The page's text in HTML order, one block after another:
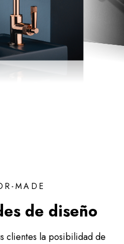
MADE
de diseño
clientes la posibilidad de